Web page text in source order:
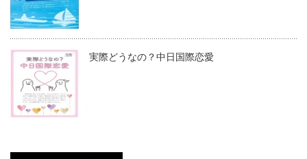
実際どうなの？中日国際恋愛